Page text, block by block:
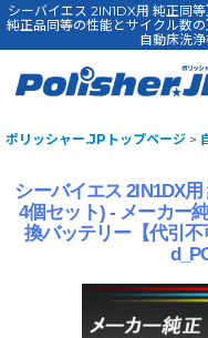
シーバイエス 2IN1DX用 純正同
純正品同等の性能とサイクル数
自動床洗
ポリッシャー.JPトップページ >
シーバイエス 2IN1DX
4個セット) - メーカー
換バッテリー【代引不